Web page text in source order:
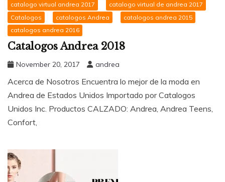
catalogo virtual andrea 2017
catalogo virtual de andrea 2017
Catalogos
catalogos Andrea
catalogos andrea 2015
catalogos andrea 2016
Catalogos Andrea 2018
November 20, 2017 andrea
Acerca de Nosotros Encuentra lo mejor de la moda en
Andrea de Estados Unidos Importado por Catalogos
Unidos Inc. Productos CALZADO: Andrea, Andrea Teens,
Confort,